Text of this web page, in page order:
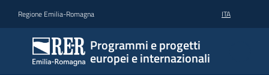
Regione Emilia-Romagna ITA
Programmi e progetti
europei e internazionali